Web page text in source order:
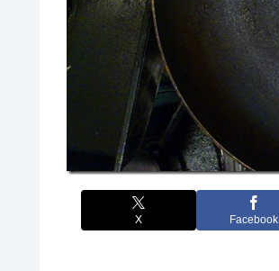
X Facebook